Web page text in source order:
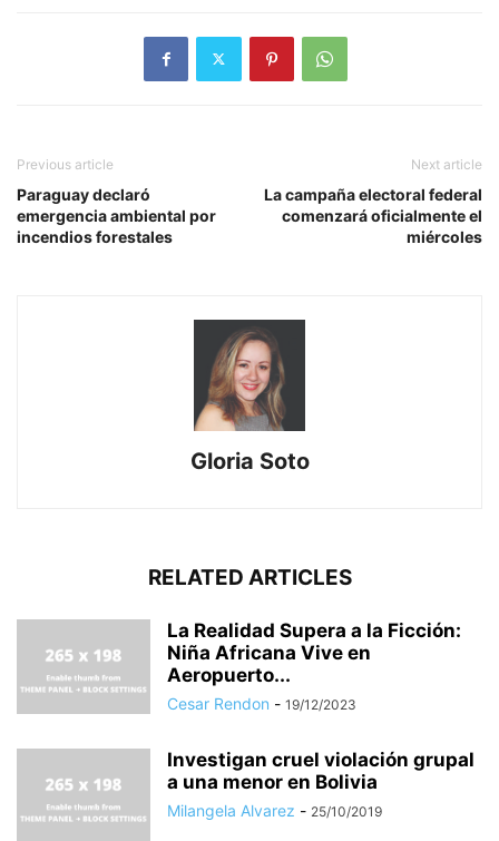
Previous article
Paraguay declaró
emergencia ambiental por
incendios forestales
Next article
La campaña electoral federal
comenzará oficialmente el
miércoles
Gloria Soto
RELATED ARTICLES
La Realidad Supera a la Ficción:
Niña Africana Vive en
Aeropuerto...
Cesar Rendon - 19/12/2023
Investigan cruel violación grupal
a una menor en Bolivia
Milangela Alvarez - 25/10/2019